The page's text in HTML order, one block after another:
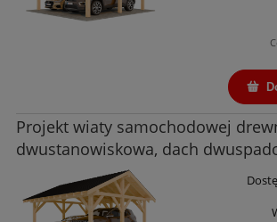
Projekt wiaty samochodowej
dwustanowiskowa, dach